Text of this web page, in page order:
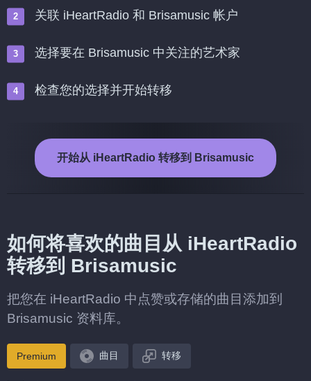
关联 iHeartRadio 和 Brisamusic 帐户
选择要在 Brisamusic 中关注的艺术家
检查您的选择并开始转移
开始从 iHeartRadio 转移到 Brisamusic
如何将喜欢的曲目从 iHeartRadio
转移到 Brisamusic
把您在 iHeartRadio 中点赞或存储的曲目添加到
Brisamusic 资料库。
Premium 曲目 转移